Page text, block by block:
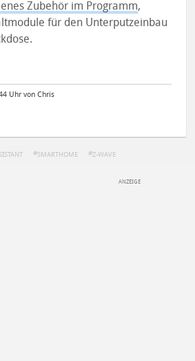
Zubehör im Programm,
für den Unterputzeinbau
Uhr von Chris
SMARTHOME Z-WAVE